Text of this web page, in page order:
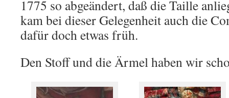
1775 so abgeändert, daß die Taille
kam bei dieser Gelegenheit auch die
dafür doch etwas früh.
Den Stoff und die Ärmel haben wir